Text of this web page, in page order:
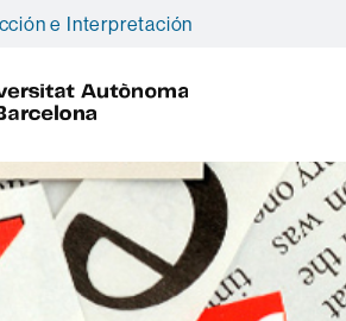
e Interpretación
A